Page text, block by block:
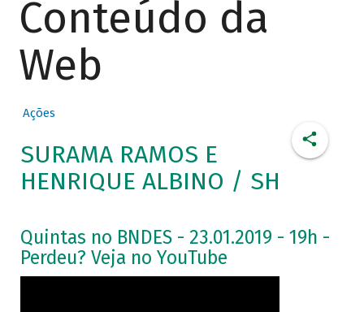
Conteúdo da
Web
Ações
SURAMA RAMOS E
HENRIQUE ALBINO / SH
Quintas no BNDES - 23.01.2019 - 19h -
Perdeu? Veja no YouTube